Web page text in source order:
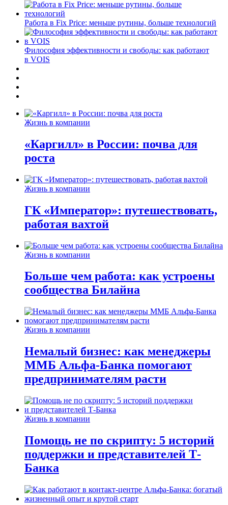
Работа в Fix Price: меньше рутины, больше технологий
Философия эффективности и свободы: как работают
в VOIS
Жизнь в компании
«Каргилл» в России: почва для
роста
Жизнь в компании
ГК «Император»: путешествовать,
работая вахтой
Жизнь в компании
Больше чем работа: как устроены
сообщества Билайна
Жизнь в компании
Немалый бизнес: как менеджеры
ММБ Альфа-Банка помогают
предпринимателям расти
Жизнь в компании
Помощь не по скрипту: 5 историй
поддержки и представителей Т-
Банка